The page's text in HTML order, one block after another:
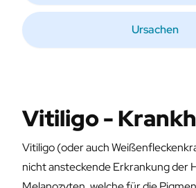
Ursachen
Vitiligo -
Vitiligo (oder auch
nicht ansteckende Erkrankung der